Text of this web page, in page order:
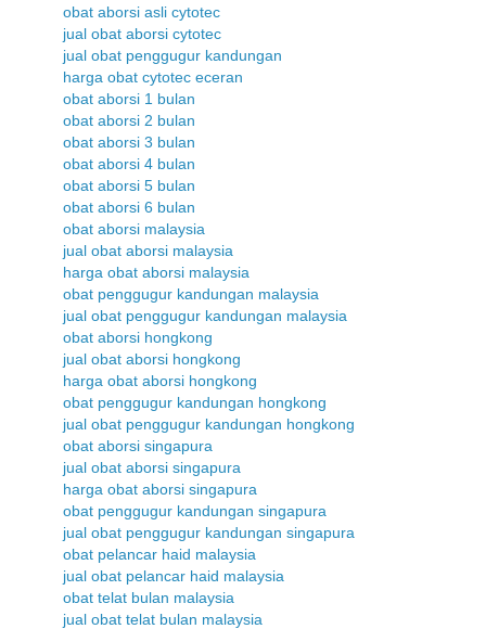
obat aborsi asli cytotec
jual obat aborsi cytotec
jual obat penggugur kandungan
harga obat cytotec eceran
obat aborsi 1 bulan
obat aborsi 2 bulan
obat aborsi 3 bulan
obat aborsi 4 bulan
obat aborsi 5 bulan
obat aborsi 6 bulan
obat aborsi malaysia
jual obat aborsi malaysia
harga obat aborsi malaysia
obat penggugur kandungan malaysia
jual obat penggugur kandungan malaysia
obat aborsi hongkong
jual obat aborsi hongkong
harga obat aborsi hongkong
obat penggugur kandungan hongkong
jual obat penggugur kandungan hongkong
obat aborsi singapura
jual obat aborsi singapura
harga obat aborsi singapura
obat penggugur kandungan singapura
jual obat penggugur kandungan singapura
obat pelancar haid malaysia
jual obat pelancar haid malaysia
obat telat bulan malaysia
jual obat telat bulan malaysia